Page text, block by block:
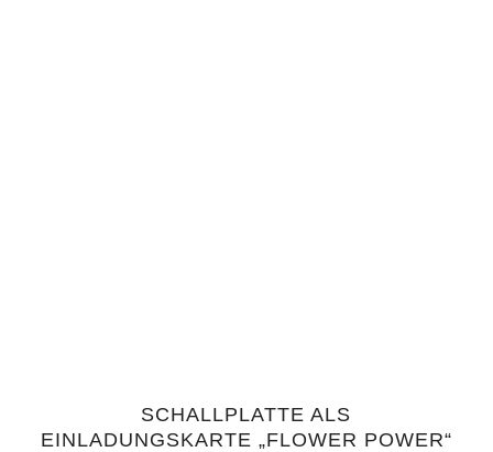
4.43
SCHALLPLATTE ALS
EINLADUNGSKARTE „FLOWER POWER“